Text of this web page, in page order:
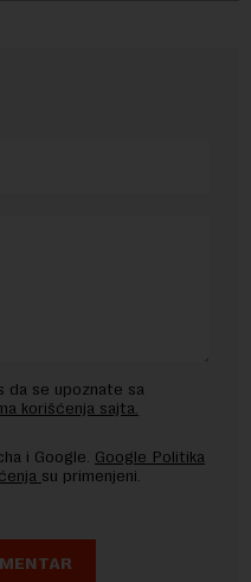
da se upoznate sa
korišćenja sajta.
i Google. Google Politika
su primenjeni.